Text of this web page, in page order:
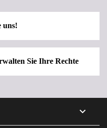
uns!
Sie Ihre Rechte
